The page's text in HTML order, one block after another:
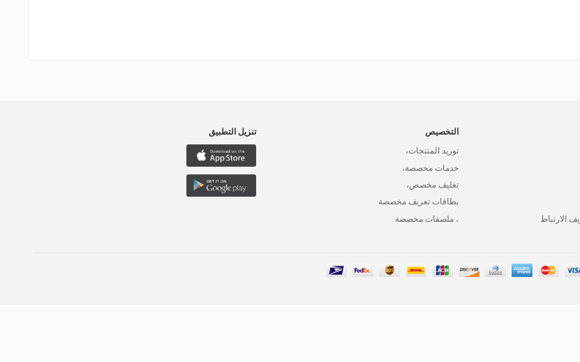
الارتباط
التخصيص
توريد المنتجات،
خدمات مخصصة،
تغليف مخصص،
بطاقات تعريف مخصصة
، ملصقات مخصصة
تنزيل التطبيق